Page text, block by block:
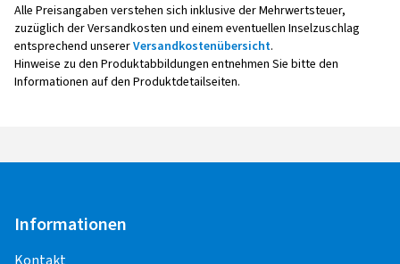
Reifenmontage
Kontrollsensoren (Sensoreinbau, -
Programmierung, -Anlernen,
Funktionskontrolle) entstehen weitere Kosten.
Alle Preisangaben verstehen sich inklusive der Mehrwertsteuer,
zuzüglich der Versandkosten und einem eventuellen Inselzuschlag
entsprechend unsererVersandkostenübersicht.
Hinweise zu den Produktabbildungen entnehmen Sie bitte den
Informationen auf den Produktdetailseiten.
Informationen